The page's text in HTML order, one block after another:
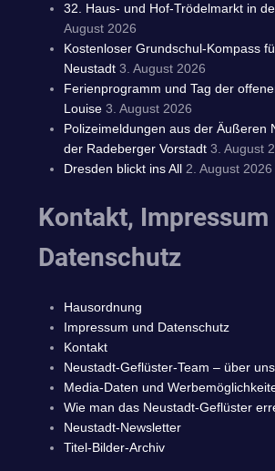
32. Haus- und Hof-Trödelmarkt in
August 2026
Kostenloser Grundschul-Kompass
Neustadt 3. August 2026
Ferienprogramm und Tag der
Louise 3. August 2026
Polizeimeldungen aus der Äußeren
der Radeberger Vorstadt 3. August
Dresden blickt ins All 2. August 2026
Kontakt, Impressum
Datenschutz
Hausordnung
Impressum und Datenschutz
Kontakt
Neustadt-Geflüster-Team – über uns
Media-Daten und
Wie man das Neustadt-Geflüster
Neustadt-Newsletter
Titel-Bilder-Archiv